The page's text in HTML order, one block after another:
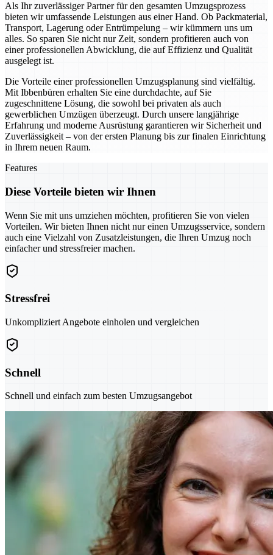
Als Ihr zuverlässiger Partner für den gesamten Umzugsprozess
bieten wir umfassende Leistungen aus einer Hand. Ob Packmaterial,
Transport, Lagerung oder Entrümpelung – wir kümmern uns um
alles. So sparen Sie nicht nur Zeit, sondern profitieren auch von
einer professionellen Abwicklung, die auf Effizienz und Qualität
ausgelegt ist.
Die Vorteile einer professionellen Umzugsplanung sind vielfältig.
Mit Ibbenbüren erhalten Sie eine durchdachte, auf Sie
zugeschnittene Lösung, die sowohl bei privaten als auch
gewerblichen Umzügen überzeugt. Durch unsere langjährige
Erfahrung und moderne Ausrüstung garantieren wir Sicherheit und
Zuverlässigkeit – von der ersten Planung bis zur finalen Einrichtung
in Ihrem neuen Raum.
Features
Diese Vorteile bieten wir Ihnen
Wenn Sie mit uns umziehen möchten, profitieren Sie von vielen
Vorteilen. Wir bieten Ihnen nicht nur einen Umzugsservice, sondern
auch eine Vielzahl von Zusatzleistungen, die Ihren Umzug noch
einfacher und stressfreier machen.
Stressfrei
Unkompliziert Angebote einholen und vergleichen
Schnell
Schnell und einfach zum besten Umzugsangebot